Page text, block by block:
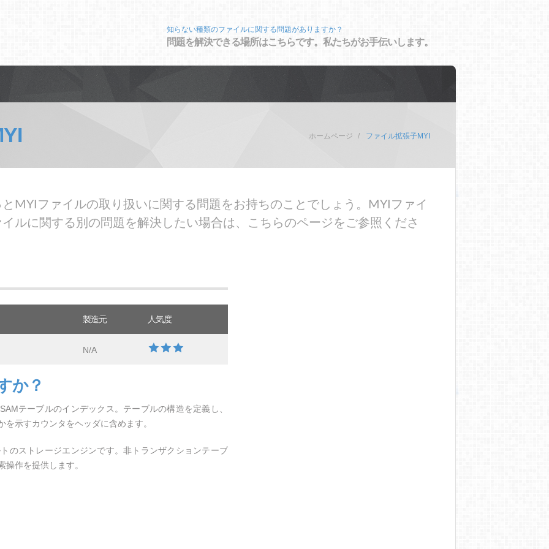
知らない種類のファイルに関する問題がありますか？
問題を解決できる場所はこちらです。私たちがお手伝いします。
ホームページ ファイル拡張子MYI
MYIファイルの取り扱いに関する問題をお持ちのことでしょう。MYIファイ
ルに関する別の問題を解決したい場合は、こちらのページをご参照くださ
製造元 人気度
N/A
か？
テーブルのインデックス。テーブルの構造を定義し、
示すカウンタをヘッダに含めます。
のストレージエンジンです。非トランザクションテーブ
作を提供します。